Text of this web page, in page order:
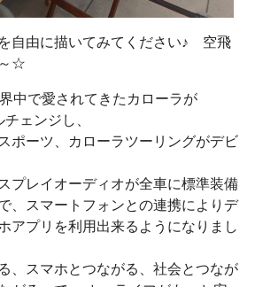
自由に描いてみてください♪ 空飛
☆
中で愛されてきたカローラが
ェンジし、
ポーツ、カローラツーリングがデビ
プレイオーディオが全車に標準装備
、スマートフォンとの連携によりデ
アプリを利用出来るようになりまし
、スマホとつながる、社会とつなが